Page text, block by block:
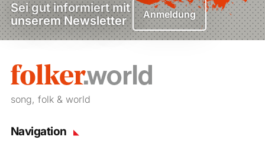
Sei gut informiert mit
unserem Newsletter
Anmeldung
song, folk & world
Navigation